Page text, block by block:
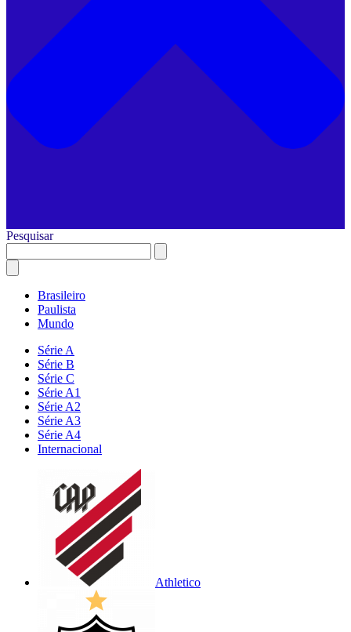
Pesquisar
Brasileiro
Paulista
Mundo
Série A
Série B
Série C
Série A1
Série A2
Série A3
Série A4
Internacional
Athletico